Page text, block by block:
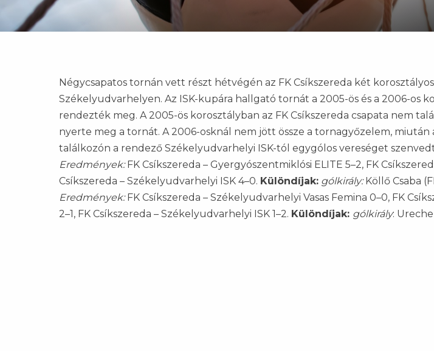
Négycsapatos tornán vett részt hétvégén az FK Csíkszereda két
Székelyudvarhelyen. Az ISK-kupára hallgató tornát a 2005-ös és a 2006-os
rendezték meg. A 2005-ös korosztályban az FK Csíkszereda csapata nem
nyerte meg a tornát. A 2006-osknál nem jött össze a tornagyőzelem,
találkozón a rendező Székelyudvarhelyi ISK-tól egygólos vereséget
Eredmények:FK Csíkszereda – Gyergyószentmiklósi ELITE 5–2, FK
Csíkszereda – Székelyudvarhelyi ISK 4–0. Különdíjak: gólkirály:Köllő Csaba
Eredmények:FK Csíkszereda – Székelyudvarhelyi Vasas Femina 0–0, FK
2–1, FK Csíkszereda – Székelyudvarhelyi ISK 1–2. Különdíjak: gólkirály: